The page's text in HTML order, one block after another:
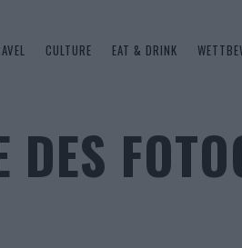
CULTURE EAT & DRINK